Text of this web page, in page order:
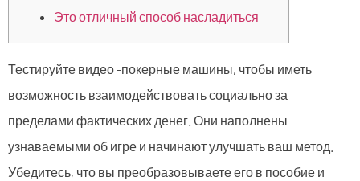
Это отличный способ насладиться
Тестируйте видео -покерные машины, чтобы иметь
возможность взаимодействовать социально за
пределами фактических денег. Они наполнены
узнаваемыми об игре и начинают улучшать ваш метод.
Убедитесь, что вы преобразовываете его в пособие и